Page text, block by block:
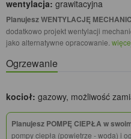
wentylacja: grawitacyjna
Planujesz WENTYLACJĘ
dodatkowo projekt wentylacji
jako alternatywne opracowanie.
Ogrzewanie
kocioł: gazowy, możliwość
Planujesz POMPĘ CIEPŁA w
pompy ciepła (powietrze - woda) i